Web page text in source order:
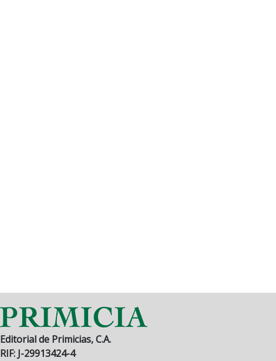
Editorial de Primicias, C.A.
RIF: J-29913424-4